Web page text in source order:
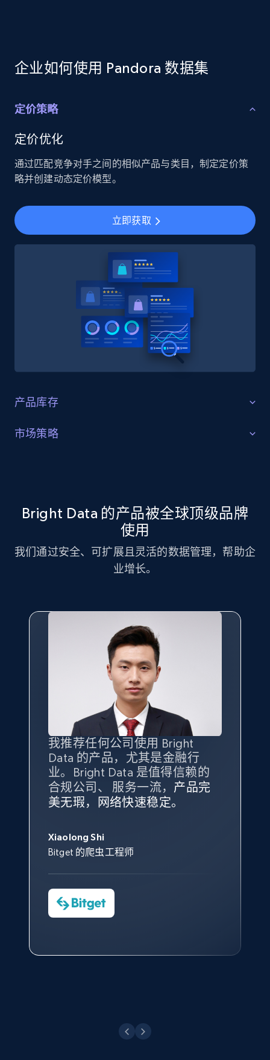
企业如何使用 Pandora 数据集
定价策略
定价优化
通过匹配竞争对手之间的相似产品与类目，制定定价策
略并创建动态定价模型。
立即获取
产品库存
识别缺口
立即获取
市场策略
立即获取
Bright Data 的产品被全球顶级品牌
使用
我们通过安全、可扩展且灵活的数据管理，帮助企
业增长。
我推荐任何公司使用 Bright
Data 的产品，尤其是金融行
业。Bright Data 是值得信赖的
合规公司、 服务一流， 产品完
美无瑕，网络快速稳定。
Xiaolong Shi
Bitget 的爬虫工程师
Bright Data 拥有自有代理基础
设施，助您持续获取网络数据。
帮助您轻松绕过烦人的验证码
（CAPTCHA）。
数据科学专家
根据我的使用体验，Bright Data
的服务价值不可估量。Bright
共网络数据以满足需求，并通过
其支持团队和开发团队，让我们
Charmagne Cruz
—— Shopee Philippines Inc. 报告与分析、
最重要的是拥有质量 最好、
最多的数据，而这正是 Bright
Data 和 tgndata 发挥作用的地
方。
tgndata 的首席执行官 (CEO)
我们对 Bright Data 的可靠性印
象深刻，对整体服务也非常满
沟通，他的协助对我们非常有帮
助。
Convert Group 的 CTO
我们对与 Bright Data 的合作感
到非常满意。各方面都很不错，
服务和支持团队也非常认可。